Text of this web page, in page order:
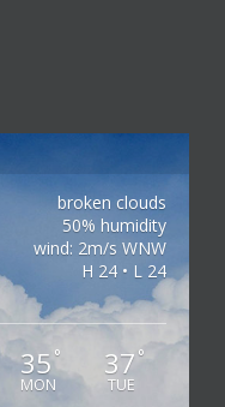
broken clouds
50% humidity
wind: 2m/s WNW
H 24 • L 24
35 °
MON
37 °
TUE